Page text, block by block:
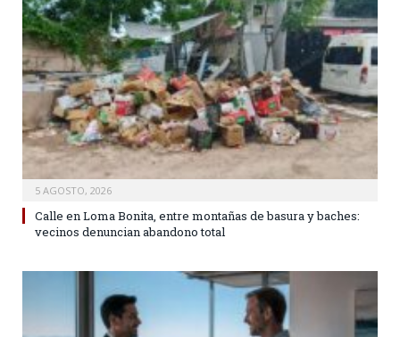
5 AGOSTO, 2026
Calle en Loma Bonita, entre montañas de basura y baches:
vecinos denuncian abandono total